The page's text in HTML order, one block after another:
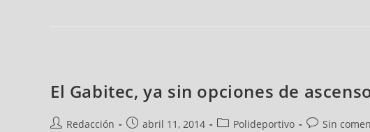
El Gabitec, ya sin opciones de
Redacción abril 11, 2014 Polideportivo Sin